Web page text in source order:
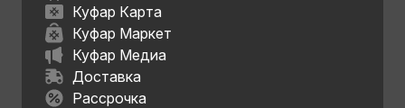
Куфар Карта
Куфар Маркет
Куфар Медиа
Доставка
Рассрочка